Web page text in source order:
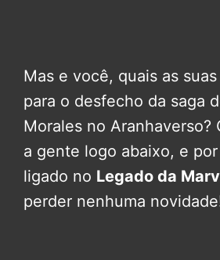
Mas e você, quais as
para o desfecho da saga
Morales no Aranhaverso?
a gente logo abaixo, e
ligado no Legado da
perder nenhuma